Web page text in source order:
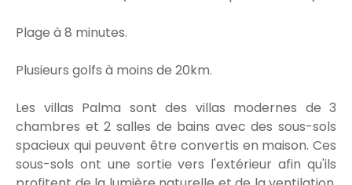
Plage à 8 minutes.
Plusieurs golfs à moins de 20km.
Les villas Palma sont des villas modernes de 3
chambres et 2 salles de bains avec des sous-sols
spacieux qui peuvent être convertis en maison. Ces
sous-sols ont une sortie vers l'extérieur afin qu'ils